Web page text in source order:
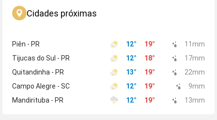
Cidades próximas
Piên - PR 12° 19° 11 mm
Tijucas do Sul - PR
12° 18° 17mm
Quitandinha - PR
13° 19° 22mm
Campo Alegre - SC
12° 19° 9mm
Mandirituba - PR
12° 19° 13mm